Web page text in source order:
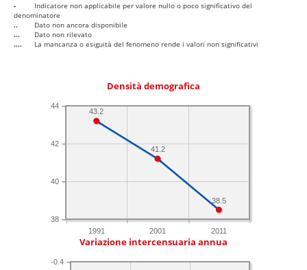
-
Indicatore non applicabile per valore nullo o poco significativo del
denominatore
..
Dato non ancora disponibile
...
Dato non rilevato
....
La mancanza o esiguità del fenomeno rende i valori non significativi
Densità demografica
1991 2001 2011
38
40
42
44
38.5
41.2
43.2
Variazione intercensuaria annua
-0.4